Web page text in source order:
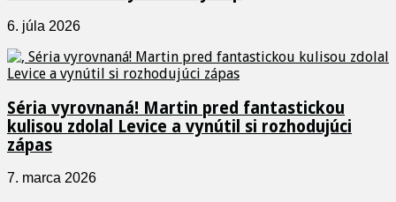
6. júla 2026
Séria vyrovnaná! Martin pred fantastickou
kulisou zdolal Levice a vynútil si rozhodujúci
zápas
7. marca 2026